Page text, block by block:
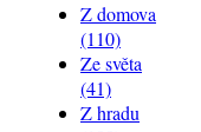
Z domova
(110)
Ze světa
(41)
Z hradu